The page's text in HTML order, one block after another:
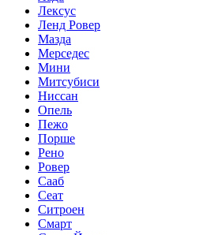
Лексус
Ленд Ровер
Мазда
Мерседес
Мини
Митсубиси
Ниссан
Опель
Пежо
Порше
Рено
Ровер
Сааб
Сеат
Ситроен
Смарт